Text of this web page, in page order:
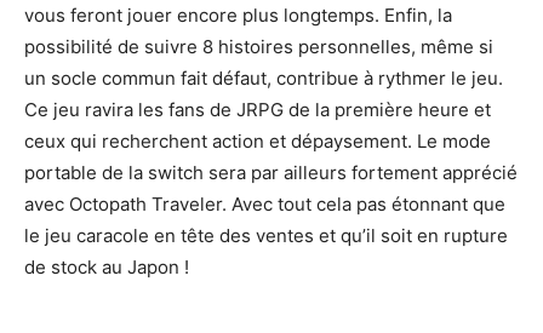
vous feront jouer encore plus longtemps. Enfin, la
possibilité de suivre 8 histoires personnelles, même si
un socle commun fait défaut, contribue à rythmer le jeu.
Ce jeu ravira les fans de JRPG de la première heure et
ceux qui recherchent action et dépaysement. Le mode
portable de la switch sera par ailleurs fortement apprécié
avec Octopath Traveler. Avec tout cela pas étonnant que
le jeu caracole en tête des ventes et qu’il soit en rupture
de stock au Japon !